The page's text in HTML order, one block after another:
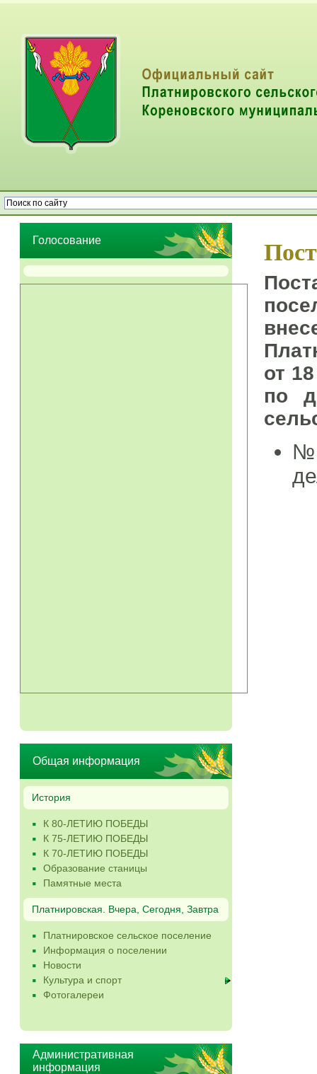
Голосование
Общая информация
История
К 80-ЛЕТИЮ ПОБЕДЫ
К 75-ЛЕТИЮ ПОБЕДЫ
К 70-ЛЕТИЮ ПОБЕДЫ
Образование станицы
Памятные места
Платнировская. Вчера, Сегодня, Завтра
Платнировское сельское поселение
Информация о поселении
Новости
Культура и спорт
Фотогалереи
Административная
информация
от
по
№